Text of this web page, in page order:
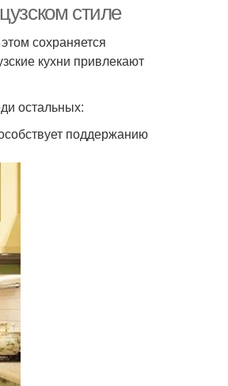
стиле
сохраняется
кухни привлекают
остальных:
поддержанию